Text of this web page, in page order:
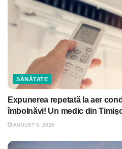
SĂNĂTATE
Expunerea repetată la aer
îmbolnăvi! Un medic din
AUGUST 5, 2026